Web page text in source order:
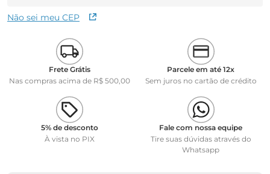
Não sei meu CEP
Frete Grátis
Nas compras acima de R$ 500,00
Parcele em até 12x
Sem juros no cartão de crédito
5% de desconto
À vista no PIX
Fale com nossa equipe
Tire suas dúvidas através do
Whatsapp